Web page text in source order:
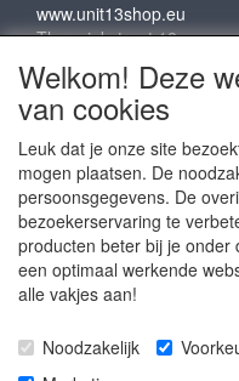
www.unit13shop.eu
Thermiekstraat 12
6361 HB Nuth
info@unit13shop.eu
Sociale media
RESERVED to ©
Copyright © Copy
Welkom! Deze
van cookies
Leuk dat je onze site
mogen plaatsen. De
persoonsgegevens. De
bezoekerservaring te
producten beter bij je
een optimaal werkende
alle vakjes aan!
Noodzakelijk